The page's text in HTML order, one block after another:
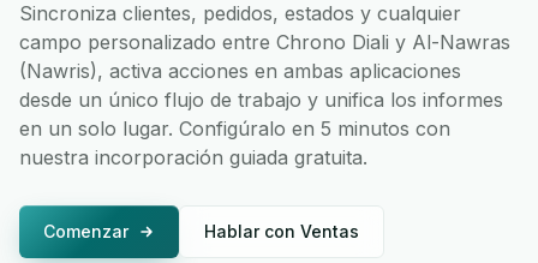
Sincroniza clientes, pedidos, estados y cualquier
campo personalizado entre Chrono Diali y Al-Nawras
(Nawris), activa acciones en ambas aplicaciones
desde un único flujo de trabajo y unifica los informes
en un solo lugar. Configúralo en 5 minutos con
nuestra incorporación guiada gratuita.
Comenzar Hablar con Ventas